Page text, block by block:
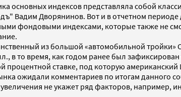
индексов представляла собой
Вадим Дворянинов. Вот и в отчетном периоде
фондовыми индексами, которые также не
из большой «автомобильной тройки»
в то время, как годом ранее был
ставке, под которую американский
ожидали комментариев по итогам данного
не укажет ряд факторов, например,